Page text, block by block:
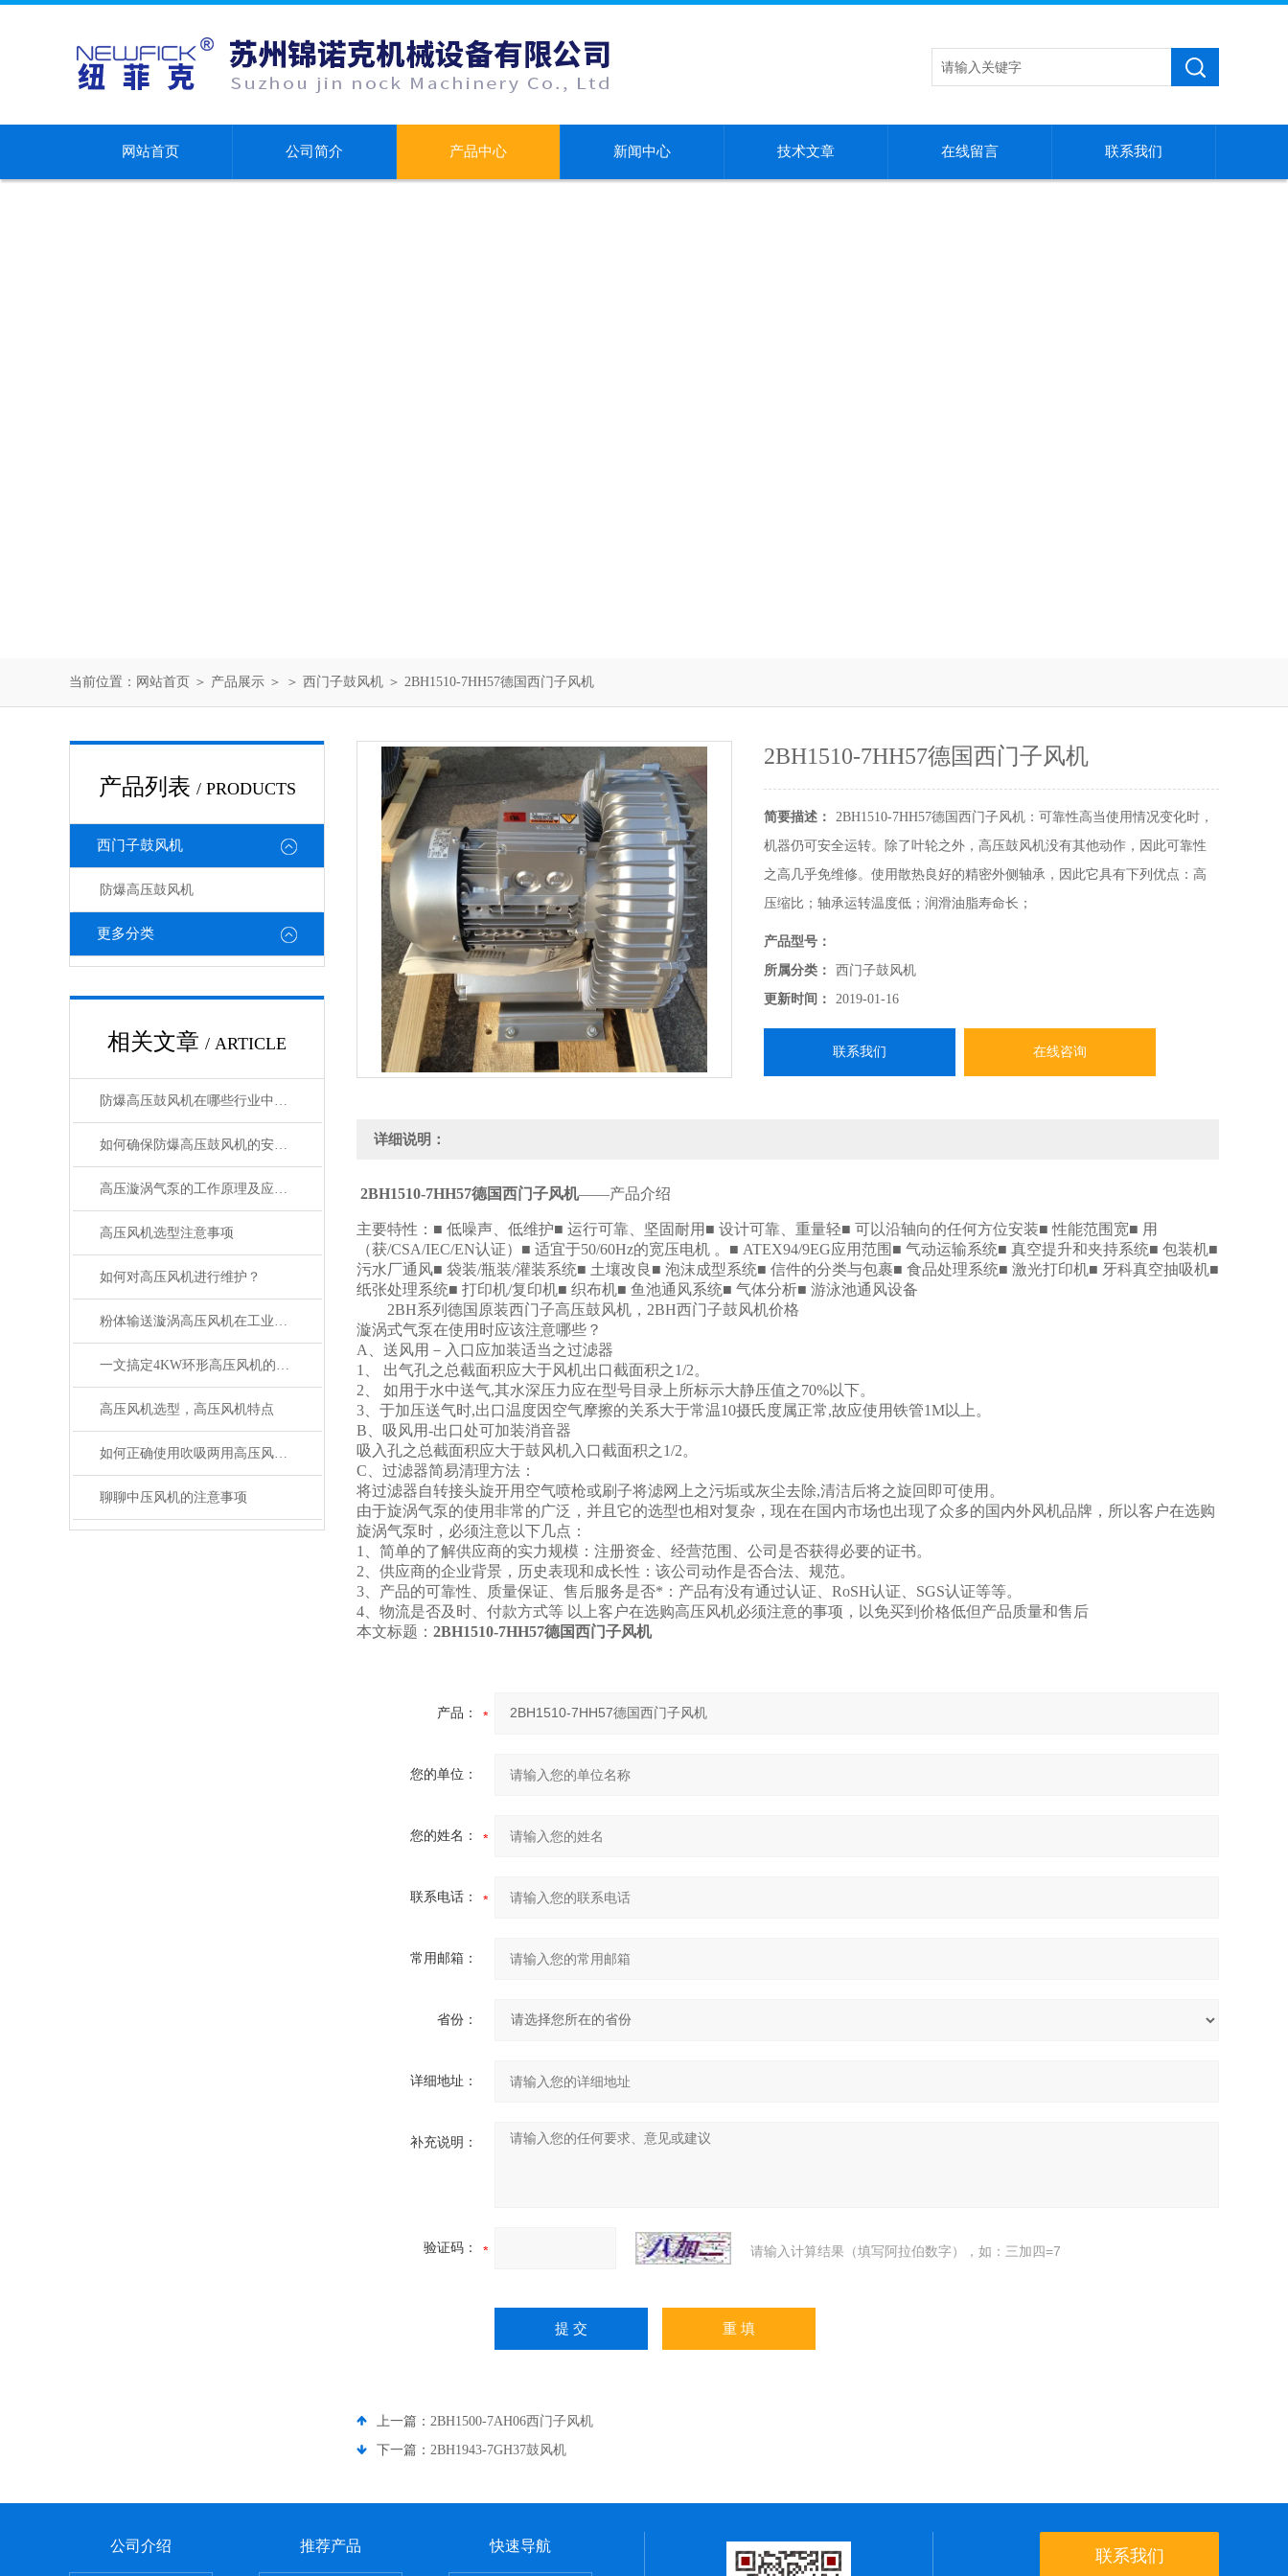
网站首页 公司简介 产品中心 新闻中心 技术文章 在线留言 联系我们
当前位置： 网站首页 ＞ 产品展示 ＞ ＞ 西门子鼓风机 ＞ 2BH1510-7HH57德国西门子风机
产品列表 / PRODUCTS
西门子鼓风机
防爆高压鼓风机
更多分类
相关文章 / ARTICLE
防爆高压鼓风机在哪些行业中有广泛应用？
如何确保防爆高压鼓风机的安全运行？
高压漩涡气泵的工作原理及应用介绍
高压风机选型注意事项
如何对高压风机进行维护？
粉体输送漩涡高压风机在工业中的应用
一文搞定4KW环形高压风机的原理和特点
高压风机选型，高压风机特点
如何正确使用吹吸两用高压风机进行操作？
聊聊中压风机的注意事项
2BH1510-7HH57德国西门子风机
简要描述：
2BH1510-7HH57德国西门子风机：可靠性高当使用情况变化时，
机器仍可安全运转。除了叶轮之外，高压鼓风机没有其他动作，因此可靠性
之高几乎免维修。使用散热良好的精密外侧轴承，因此它具有下列优点：高
压缩比；轴承运转温度低；润滑油脂寿命长；
产品型号：
所属分类：
西门子鼓风机
更新时间：
2019-01-16
联系我们 在线咨询
详细说明：
2BH1510-7HH57德国西门子风机——产品介绍
主要特性：■ 低噪声、低维护■ 运行可靠、坚固耐用■ 设计可靠、重量轻■ 可以沿轴向的任何方位安装■ 性能范围宽■ 用
（获/CSA/IEC/EN认证）■ 适宜于50/60Hz的宽压电机 。■ ATEX94/9EG应用范围■ 气动运输系统■ 真空提升和夹持系统■ 包装机■
污水厂通风■ 袋装/瓶装/灌装系统■ 土壤改良■ 泡沫成型系统■ 信件的分类与包裹■ 食品处理系统■ 激光打印机■ 牙科真空抽吸机■
纸张处理系统■ 打印机/复印机■ 织布机■ 鱼池通风系统■ 气体分析■ 游泳池通风设备
2BH系列德国原装西门子高压鼓风机，2BH西门子鼓风机价格
漩涡式气泵在使用时应该注意哪些？
A、送风用－入口应加装适当之过滤器
1、 出气孔之总截面积应大于风机出口截面积之1/2。
2、 如用于水中送气,其水深压力应在型号目录上所标示大静压值之70%以下。
3、于加压送气时,出口温度因空气摩擦的关系大于常温10摄氏度属正常,故应使用铁管1M以上。
B、吸风用-出口处可加装消音器
吸入孔之总截面积应大于鼓风机入口截面积之1/2。
C、过滤器简易清理方法：
将过滤器自转接头旋开用空气喷枪或刷子将滤网上之污垢或灰尘去除,清洁后将之旋回即可使用。
由于旋涡气泵的使用非常的广泛，并且它的选型也相对复杂，现在在国内市场也出现了众多的国内外风机品牌，所以客户在选购
旋涡气泵时，必须注意以下几点：
1、简单的了解供应商的实力规模：注册资金、经营范围、公司是否获得必要的证书。
2、供应商的企业背景，历史表现和成长性：该公司动作是否合法、规范。
3、产品的可靠性、质量保证、售后服务是否*：产品有没有通过认证、RoSH认证、SGS认证等等。
4、物流是否及时、付款方式等 以上客户在选购高压风机必须注意的事项，以免买到价格低但产品质量和售后
本文标题： 2BH1510-7HH57德国西门子风机
产品：
您的单位：
您的姓名：
联系电话：
常用邮箱：
省份：
详细地址：
补充说明：
验证码： 请输入计算结果（填写阿拉伯数字），如：三加四=7
上一篇： 2BH1500-7AH06西门子风机
下一篇： 2BH1943-7GH37鼓风机
公司介绍 推荐产品 快速导航
联系我们